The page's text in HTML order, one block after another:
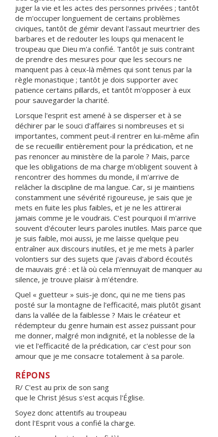
juger la vie et les actes des personnes privées ; tantôt
de m'occuper longuement de certains problèmes
civiques, tantôt de gémir devant l'assaut meurtrier des
barbares et de redouter les loups qui menacent le
troupeau que Dieu m'a confié. Tantôt je suis contraint
de prendre des mesures pour que les secours ne
manquent pas à ceux-là mêmes qui sont tenus par la
règle monastique ; tantôt je dois supporter avec
patience certains pillards, et tantôt m'opposer à eux
pour sauvegarder la charité.
Lorsque l'esprit est amené à se disperser et à se
déchirer par le souci d'affaires si nombreuses et si
importantes, comment peut-il rentrer en lui-même afin
de se recueillir entièrement pour la prédication, et ne
pas renoncer au ministère de la parole ? Mais, parce
que les obligations de ma charge m'obligent souvent à
rencontrer des hommes du monde, il m'arrive de
relâcher la discipline de ma langue. Car, si je maintiens
constamment une sévérité rigoureuse, je sais que je
mets en fuite les plus faibles, et je ne les attirerai
jamais comme je le voudrais. C'est pourquoi il m'arrive
souvent d'écouter leurs paroles inutiles. Mais parce que
je suis faible, moi aussi, je me laisse quelque peu
entraîner aux discours inutiles, et je me mets à parler
volontiers sur des sujets que j'avais d'abord écoutés
de mauvais gré : et là où cela m'ennuyait de manquer au
silence, je trouve plaisir à m'étendre.
Quel « guetteur » suis-je donc, qui ne me tiens pas
posté sur la montagne de l'efficacité, mais plutôt gisant
dans la vallée de la faiblesse ? Mais le créateur et
rédempteur du genre humain est assez puissant pour
me donner, malgré mon indignité, et la noblesse de la
vie et l'efficacité de la prédication, car c'est pour son
amour que je me consacre totalement à sa parole.
RÉPONS
R/ C'est au prix de son sang
que le Christ Jésus s'est acquis l'Église.
Soyez donc attentifs au troupeau
dont l'Esprit vous a confié la charge.